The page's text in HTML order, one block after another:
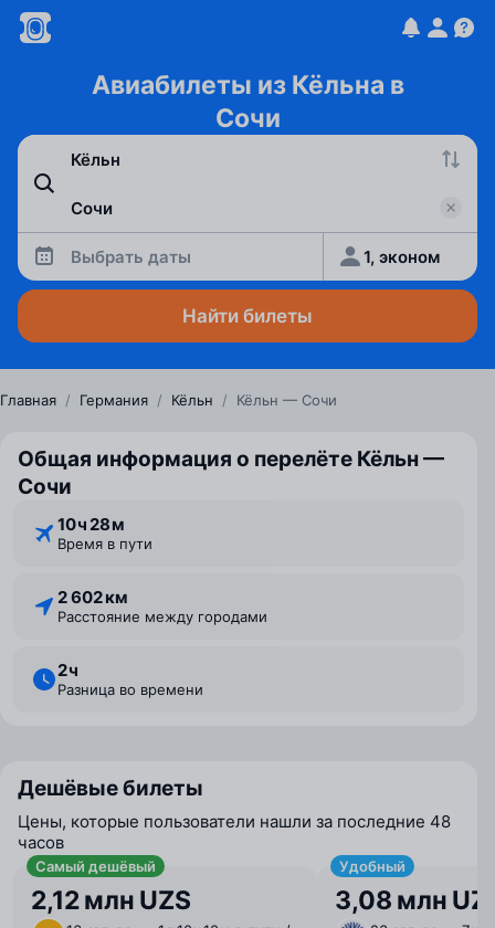
Авиабилеты из Кёльна в
Сочи
Выбрать даты 1, эконом
Найти билеты
Главная / Германия / Кёльн / Кёльн — Сочи
Общая информация о перелёте Кёльн —
Сочи
10 ⁠ч 28 ⁠м
Время в пути
2 602 км
Расстояние между городами
2 ⁠ч
Разница во времени
Дешёвые билеты
Цены, которые пользователи нашли за последние 48
часов
Самый дешёвый
2,12 млн UZS
Удобный
3,08 млн